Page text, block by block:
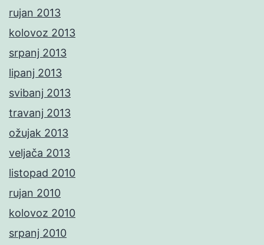
rujan 2013
kolovoz 2013
srpanj 2013
lipanj 2013
svibanj 2013
travanj 2013
ožujak 2013
veljača 2013
listopad 2010
rujan 2010
kolovoz 2010
srpanj 2010